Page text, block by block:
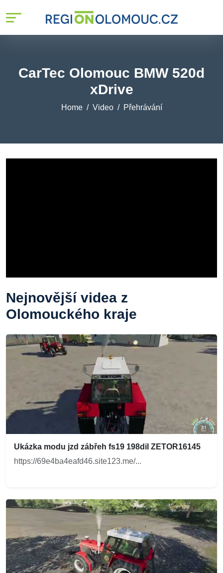
CarTec Olomouc BMW 520d
xDrive
Home Video Přehrávání
Nejnovější videa z
Olomouckého kraje
Ukázka modu jzd zábřeh fs19 198dil ZETOR16145
https://69e4ba4eafd46.site123.me/...